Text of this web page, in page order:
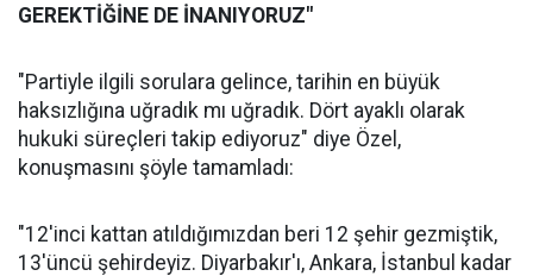
GEREKTİĞİNE DE İNANIYORUZ"
"Partiyle ilgili sorulara gelince, tarihin en büyük
haksızlığına uğradık mı uğradık. Dört ayaklı olarak
hukuki süreçleri takip ediyoruz" diye Özel,
konuşmasını şöyle tamamladı:
"12'inci kattan atıldığımızdan beri 12 şehir gezmiştik,
13'üncü şehirdeyiz. Diyarbakır'ı, Ankara, İstanbul kadar